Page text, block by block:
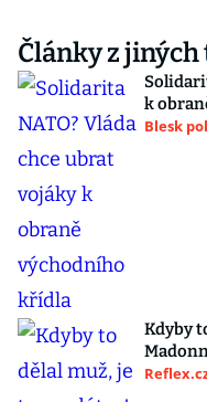
Články z
k
Blesk
Kdyby